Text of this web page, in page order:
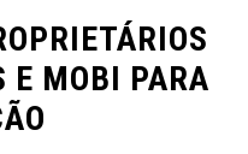
E MOBI PARA